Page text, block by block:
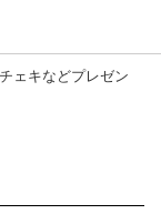
ェキなどプレゼン